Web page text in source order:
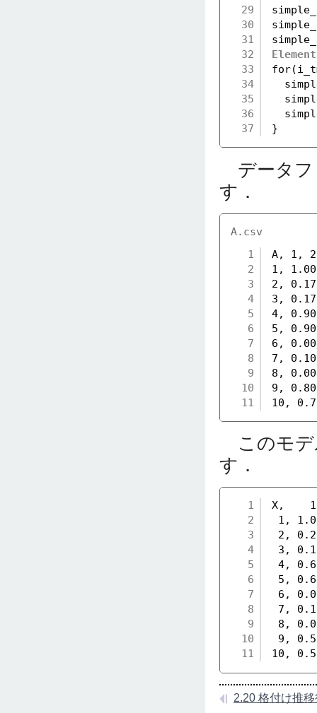
29
30
31
32
33
34
35
36
37
Element
}
データフ
す．
A.csv
1
2
3
4
5
6
7
8
9
10
11
A, 1,
1,
2,
3,
4,
5,
6,
7,
8,
9,
10,
このモデ
す．
1
2
3
4
5
6
7
8
9
10
11
X,
1,
2,
3,
4,
5,
6,
7,
8,
9,
10,
2.20 格付け推